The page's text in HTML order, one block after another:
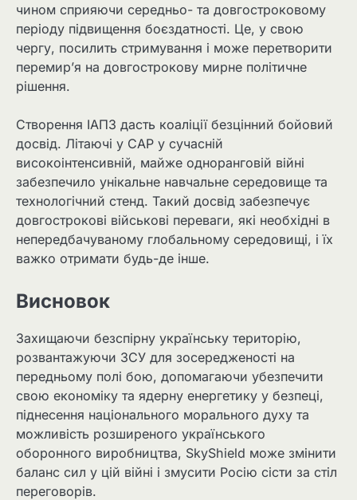
чином сприяючи середньо- та довгостроковому
періоду підвищення боєздатності. Це, у свою
чергу, посилить стримування і може перетворити
перемир’я на довгострокову мирне політичне
рішення.
Створення ІАПЗ дасть коаліції безцінний бойовий
досвід. Літаючі у CAP у сучасній
високоінтенсивній, майже одноранговій війні
забезпечило унікальне навчальне середовище та
технологічний стенд. Такий досвід забезпечує
довгострокові військові переваги, які необхідні в
непередбачуваному глобальному середовищі, і їх
важко отримати будь-де інше.
Висновок
Захищаючи безспірну українську територію,
розвантажуючи ЗСУ для зосередженості на
передньому полі бою, допомагаючи убезпечити
свою економіку та ядерну енергетику у безпеці,
піднесення національного морального духу та
можливість розширеного українського
оборонного виробництва, SkyShield може змінити
баланс сил у цій війні і змусити Росію сісти за стіл
переговорів.